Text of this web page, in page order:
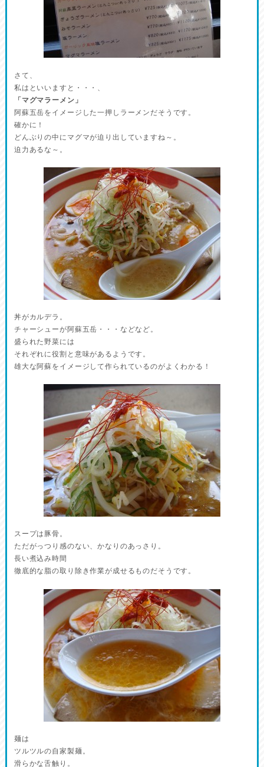
さて、
私はといいますと・・・、
「マグマラーメン」
阿蘇五岳をイメージした一押しラーメンだそうです。
確かに！
どんぶりの中にマグマが迫り出していますね～。
迫力あるな～。
丼がカルデラ。
チャーシューが阿蘇五岳・・・などなど。
盛られた野菜には
それぞれに役割と意味があるようです。
雄大な阿蘇をイメージして作られているのがよくわかる！
スープは豚骨。
ただがっつり感のない、かなりのあっさり。
長い煮込み時間
徹底的な脂の取り除き作業が成せるものだそうです。
麺は
ツルツルの自家製麺。
滑らかな舌触り。